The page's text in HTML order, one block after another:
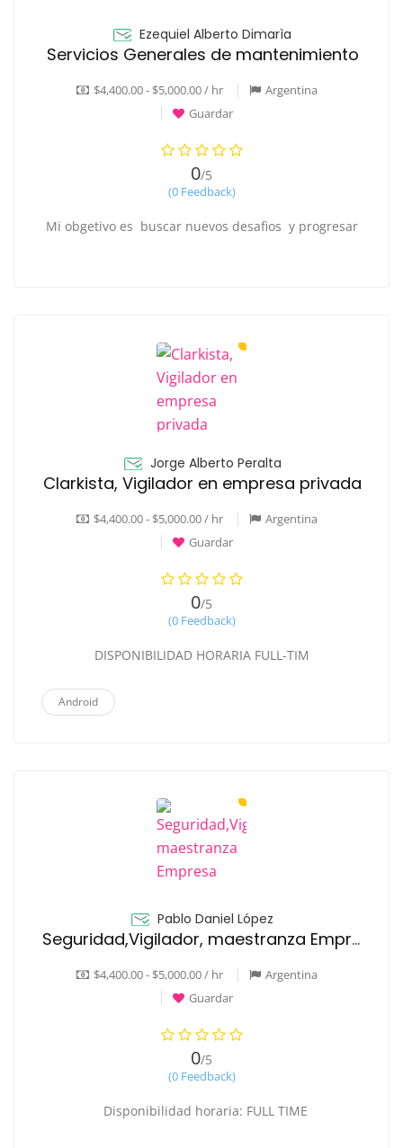
Ezequiel Alberto Dimarìa
Servicios Generales de mantenimiento
$4,400.00 - $5,000.00 / hr
Argentina
Guardar
0/5
(0 Feedback)
Mi obgetivo es buscar nuevos desafios y progresar
Jorge Alberto Peralta
Clarkista, Vigilador en empresa privada
$4,400.00 - $5,000.00 / hr
Argentina
Guardar
0/5
(0 Feedback)
DISPONIBILIDAD HORARIA FULL-TIM
Android
Pablo Daniel López
Seguridad,Vigilador, maestranza Empresa alimenticias
$4,400.00 - $5,000.00 / hr
Argentina
Guardar
0/5
(0 Feedback)
Disponibilidad horaria: FULL TIME